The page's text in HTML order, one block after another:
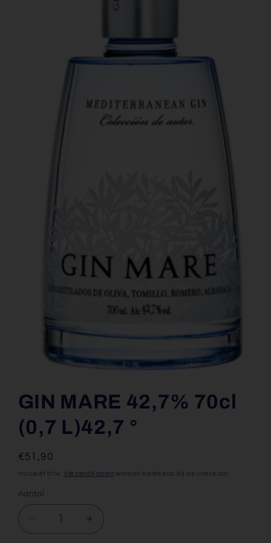
openen
in
modaal
GIN MARE 42,7% 70cl
(0,7 L)42,7 °
Normale
prijs
€51,90
Inclusief btw. Verzendkosten worden berekend bij de checkout.
Aantal
Aantal
verlagen
Aantal
verhogen